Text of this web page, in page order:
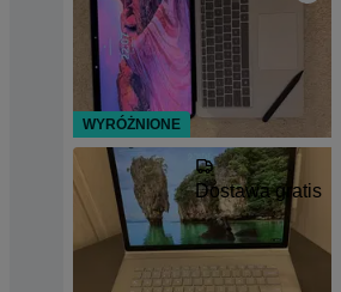
Dostawa gratis
WYRÓŻNIONE